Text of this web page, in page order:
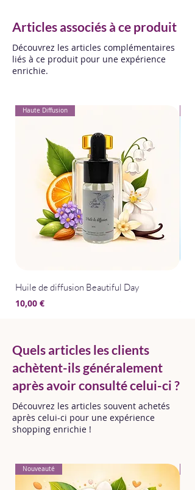
changement.
Articles associés à ce produit
Découvrez les articles complémentaires
liés à ce produit pour une expérience
enrichie.
Haute Diffusion
Huile de diffusion Beautiful Day
Prix
10,00 €
Quels articles les clients
achètent-ils généralement
après avoir consulté celui-ci ?
Découvrez les articles souvent achetés
après celui-ci pour une expérience
shopping enrichie !
Nouveauté